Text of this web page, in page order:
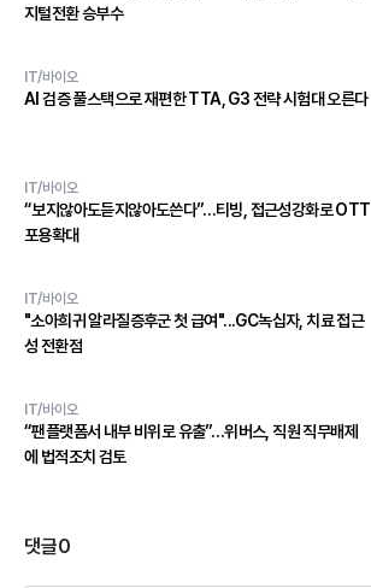
지털전환 승부수
IT/바이오
AI 검증 풀스택으로 재편한 TTA, G3 전략 시험대 오른다
IT/바이오
“보지않아도듣지않아도쓴다”…티빙, 접근성강화로 OTT
포용확대
IT/바이오
"소아희귀 알라질증후군 첫 급여"...GC녹십자, 치료 접근
성 전환점
IT/바이오
“팬플랫폼서 내부 비위로 유출”…위버스, 직원 직무배제
에 법적조치 검토
댓글0